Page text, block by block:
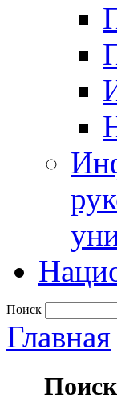
Поиск
Главная
Поиск